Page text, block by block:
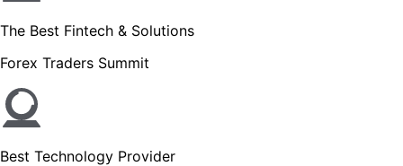
The Best Fintech & Solutions
Forex Traders Summit
Best Technology Provider